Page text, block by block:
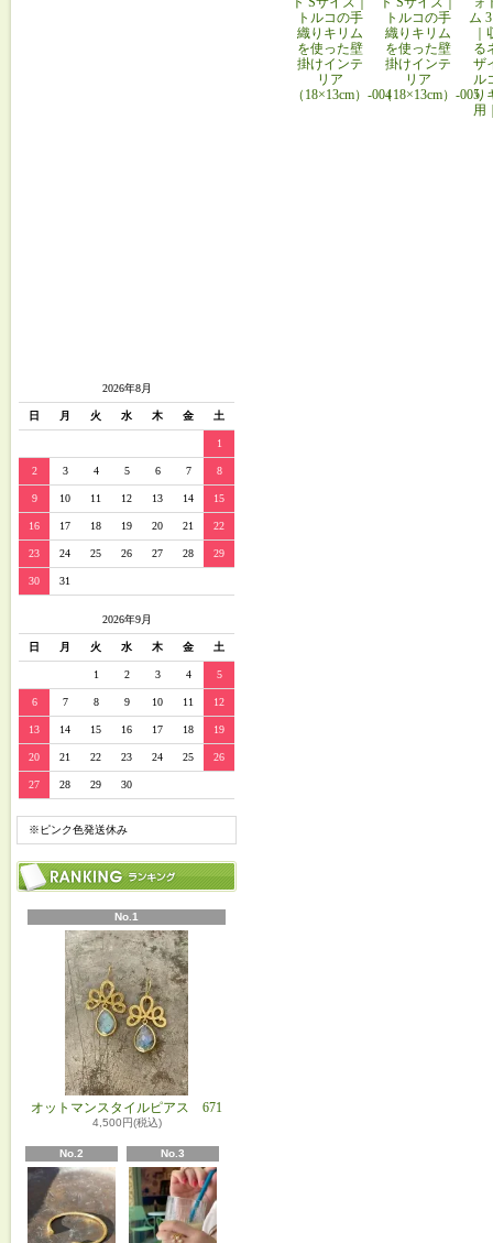
2026年8月
日 月 火 水 木 金 土
1
2 3 4 5 6 7 8
9 10 11 12 13 14 15
16 17 18 19 20 21 22
23 24 25 26 27 28 29
30 31
2026年9月
日 月 火 水 木 金 土
1 2 3 4 5
6 7 8 9 10 11 12
13 14 15 16 17 18 19
20 21 22 23 24 25 26
27 28 29 30
※ピンク色発送休み
No.1
オットマンスタイルピアス 671
4,500円(税込)
No.2 No.3
トルコの手
織りキリム
を使った壁
掛けインテ
リア
（18×13cm）-004
トルコの手
織りキリム
を使った壁
掛けインテ
リア
（18×13cm）-005
ム
る
ザ
ル
り
用